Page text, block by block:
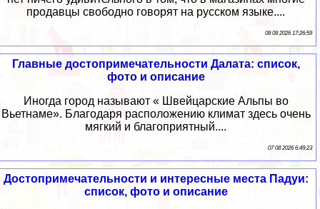
продавцы свободно говорят на русском языке....
08 08 2026 17:26:59
Главные достопримечательности Далата: список,
фото и описание
Иногда город называют « Швейцарские Альпы во
Вьетнаме». Благодаря расположению климат здесь очень
мягкий и благоприятный....
07 08 2026 6:49:23
Достопримечательности и интересные места Падуи:
список, фото и описание